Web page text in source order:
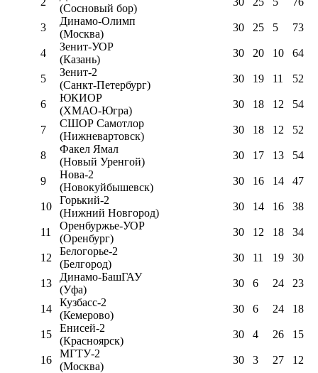
(Сосновый бор)
3
Динамо-Олимп
(Москва)
30 25 5 73
4
Зенит-УОР
(Казань)
30 20 10 64
5
Зенит-2
(Санкт-Петербург)
30 19 11 52
6
ЮКИОР
(ХМАО-Югра)
30 18 12 54
7
СШОР Самотлор
(Нижневартовск)
30 18 12 52
8
Факел Ямал
(Новый Уренгой)
30 17 13 54
9
Нова-2
(Новокуйбышевск)
30 16 14 47
10
Горький-2
(Нижний Новгород)
30 14 16 38
11
Оренбуржье-УОР
(Оренбург)
30 12 18 34
12
Белогорье-2
(Белгород)
30 11 19 30
13
Динамо-БашГАУ
(Уфа)
30 6 24 23
14
Кузбасс-2
(Кемерово)
30 6 24 18
15
Енисей-2
(Красноярск)
30 4 26 15
16
МГТУ-2
(Москва)
30 3 27 12